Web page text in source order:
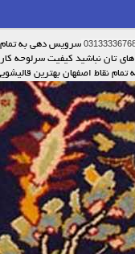
سرویس دهی به تمام
نباشید کیفیت سرلوحه
نقاط اصفهان بهترین